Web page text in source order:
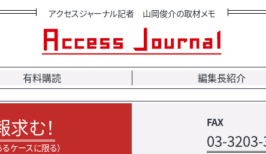
アクセスジャーナル記者 山岡俊介の取材メモ
有料購読 編集長紹介
む！
ケースに限る）
FAX
03-